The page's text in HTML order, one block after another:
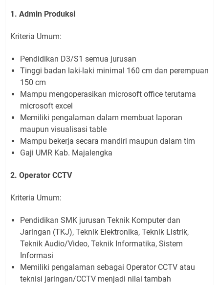
1. Admin Produksi
Kriteria Umum:
​Pendidikan D3/S1 semua jurusan
Tinggi badan laki-laki minimal 160 cm dan perempuan
150 cm
Mampu mengoperasikan microsoft office terutama
microsoft excel
Memiliki pengalaman dalam membuat laporan
maupun visualisasi table
Mampu bekerja secara mandiri maupun dalam tim
Gaji UMR Kab. Majalengka
2. Operator CCTV
Kriteria Umum:
​Pendidikan SMK jurusan Teknik Komputer dan
Jaringan (TKJ), Teknik Elektronika, Teknik Listrik,
Teknik Audio/Video, Teknik Informatika, Sistem
Informasi
Memiliki pengalaman sebagai Operator CCTV atau
teknisi jaringan/CCTV menjadi nilai tambah